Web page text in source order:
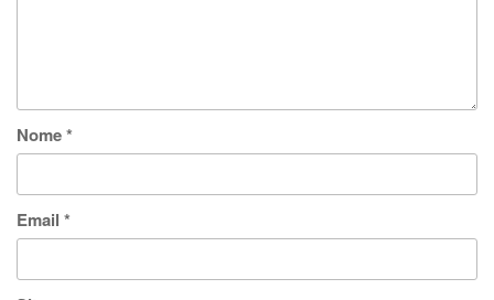
Nome*
Email *